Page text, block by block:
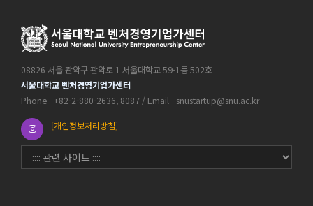
08826 서울 관악구 관악로 1 서울대학교 59-1동 502호
서울대학교 벤처경영기업가센터
Phone_ +82-2-880-2636, 8087 / Email_ snustartup@snu.ac.kr
[개인정보처리방침]